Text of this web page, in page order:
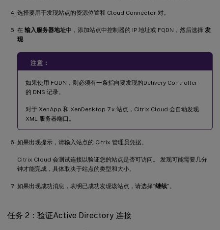
选择要用于发现站点的资源位置和 Cloud Connector 对。
在 输入服务器地址中，添加站点中控制器的 IP 地址或 FQDN，然后选择 发
现
注意：
如果使用 FQDN，则必须有一条指向要发现的Delivery Controller
的 DNS 记录。
对于 XenApp 和 XenDesktop 7.x 站点，Citrix Cloud 会自动发现
XML 服务器端口。
如果出现提示，请输入站点的 Citrix 管理员凭据。
Citrix Cloud 会测试连接以验证您的站点是否可访问。 发现可能需要几分
钟才能完成，具体取决于站点的类型和大小。
如果出现成功消息，表明已成功发现该站点，请选择“继续”。
任务 2：验证Active Directory 连接